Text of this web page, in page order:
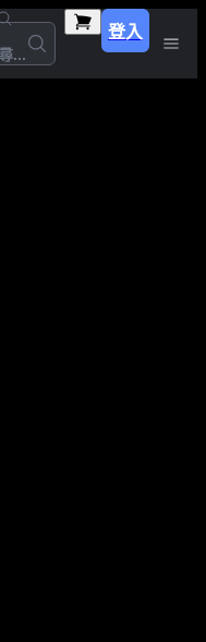
...
登入